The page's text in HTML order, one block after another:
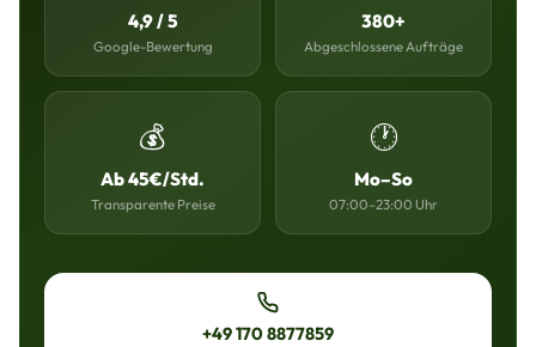
4,9 / 5
Google-Bewertung
380+
Abgeschlossene Aufträge
💰
Ab 45€/Std.
Transparente Preise
🕐
Mo–So
07:00–23:00 Uhr
+49 170 8877859